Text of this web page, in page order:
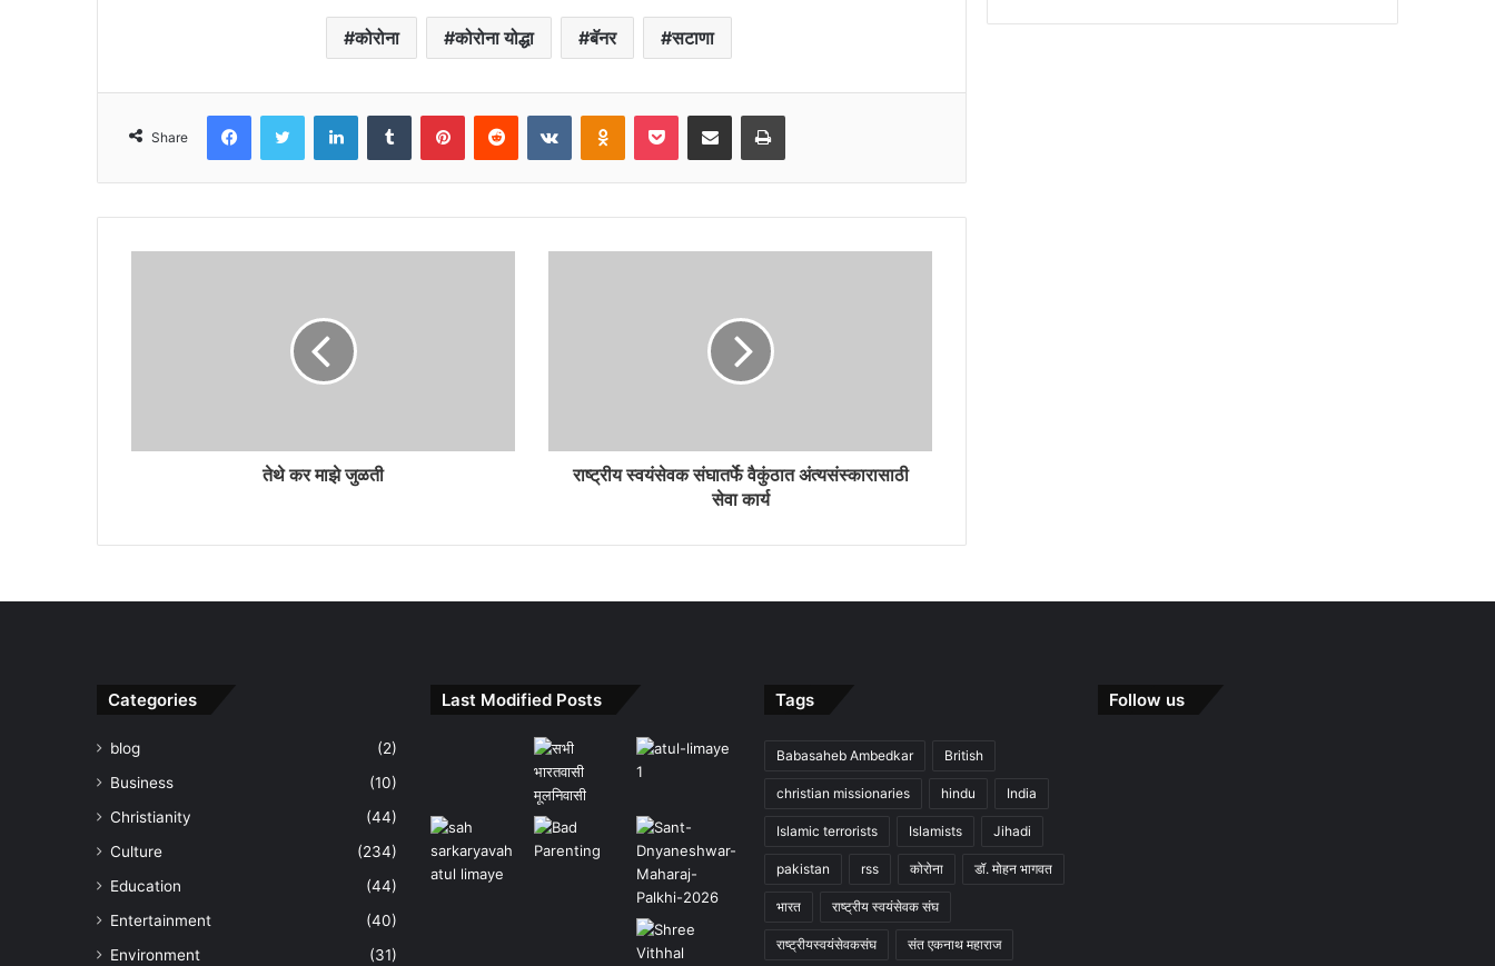
कोरोना कोरोना योद्धा बॅनर सटाणा
Share
FacebookTwitter LinkedInTumblr PinterestReddit VKontakteOdnoklassniki
Pocket Share via Email Print
तेथे कर माझे जुळती
राष्ट्रीय स्वयंसेवक संघातर्फे वैकुंठात अंत्यसंस्कारासाठी
सेवा कार्य
Categories
blog
(2)
Business
(10)
Christianity
(44)
Culture
(234)
Education
(44)
Entertainment
(40)
Environment
(31)
Last Modified Posts Tags
Babasaheb Ambedkar British
christian missionaries hindu India
Islamic terrorists Islamists Jihadi
pakistan rss कोरोना डॉ. मोहन भागवत
भारत राष्ट्रीय स्वयंसेवक संघ
राष्ट्रीयस्वयंसेवकसंघ संत एकनाथ महाराज
Follow us